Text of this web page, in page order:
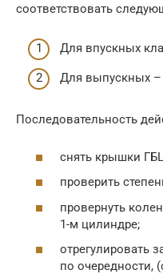
соответствовать
Для впускных
Для выпускных –
Последовательность
снять крышки
проверить
провернуть
1-м цилиндре;
отрегулировать
по очередности,